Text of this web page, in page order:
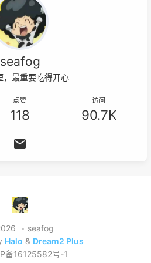
seafog
，最重要吃得开心
点赞
118
访问
90.7K
seafog
Halo & Dream2 Plus
备16125582号-1